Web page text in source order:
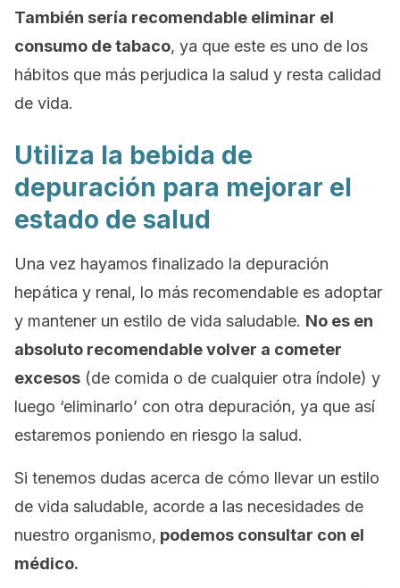
También sería recomendable eliminar el
consumo de tabaco, ya que este es uno de los
hábitos que más perjudica la salud y resta calidad
de vida.
Utiliza la bebida de
depuración para mejorar el
estado de salud
Una vez hayamos finalizado la depuración
hepática y renal, lo más recomendable es adoptar
y mantener un estilo de vida saludable. No es en
absoluto recomendable volver a cometer
excesos (de comida o de cualquier otra índole) y
luego ‘eliminarlo’ con otra depuración, ya que así
estaremos poniendo en riesgo la salud.
Si tenemos dudas acerca de cómo llevar un estilo
de vida saludable, acorde a las necesidades de
nuestro organismo, podemos consultar con el
médico.